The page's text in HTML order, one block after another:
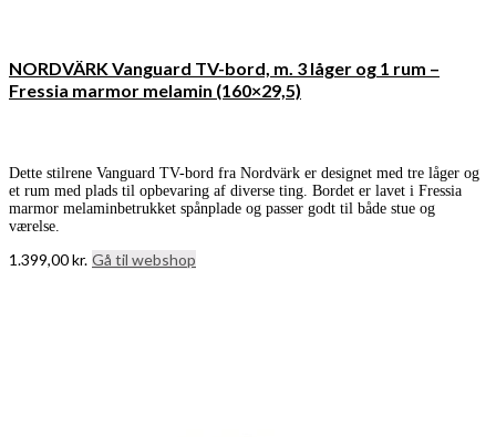
NORDVÄRK Vanguard TV-bord, m. 3 låger og 1 rum –
Fressia marmor melamin (160×29,5)
Dette stilrene Vanguard TV-bord fra Nordvärk er designet med tre låger og
et rum med plads til opbevaring af diverse ting. Bordet er lavet i Fressia
marmor melaminbetrukket spånplade og passer godt til både stue og
værelse.
1.399,00kr. Gå til webshop